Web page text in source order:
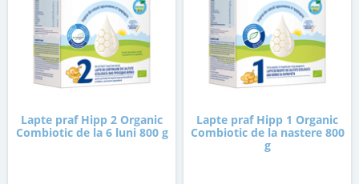
Lapte praf Hipp 2 Organic
Combiotic de la 6 luni 800 g
Lapte praf Hipp 1 Organic
Combiotic de la nastere 800
g